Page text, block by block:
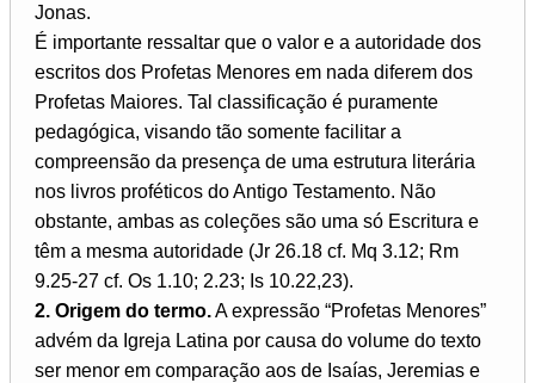
Jonas.
É importante ressaltar que o valor e a autoridade dos
escritos dos Profetas Menores em nada diferem dos
Profetas Maiores. Tal classificação é puramente
pedagógica, visando tão somente facilitar a
compreensão da presença de uma estrutura literária
nos livros proféticos do Antigo Testamento. Não
obstante, ambas as coleções são uma só Escritura e
têm a mesma autoridade (Jr 26.18 cf. Mq 3.12; Rm
9.25-27 cf. Os 1.10; 2.23; Is 10.22,23).
2. Origem do termo.A expressão “Profetas Menores”
advém da Igreja Latina por causa do volume do texto
ser menor em comparação aos de Isaías, Jeremias e